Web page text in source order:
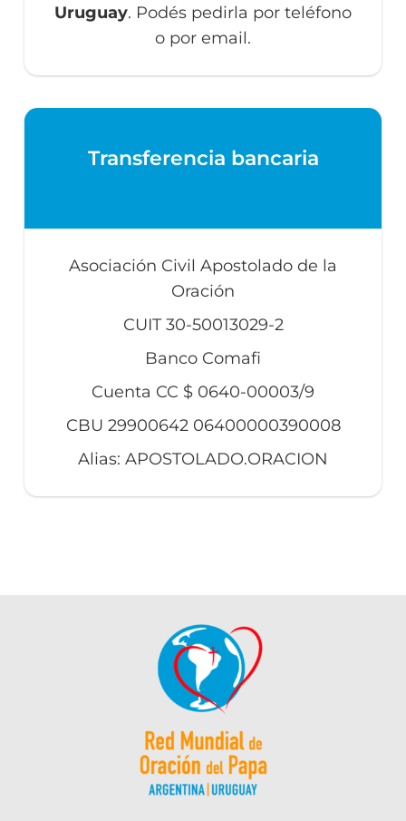
Uruguay. Podés pedirla por teléfono
o por email.
Transferencia bancaria
Asociación Civil Apostolado de la
Oración
CUIT 30-50013029-2
Banco Comafi
Cuenta CC $ 0640-00003/9
CBU 29900642 06400000390008
Alias: APOSTOLADO.ORACION